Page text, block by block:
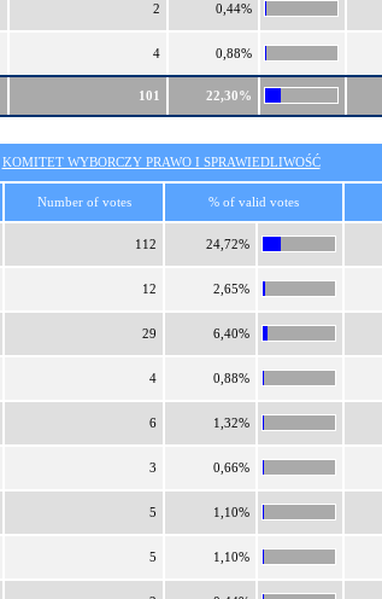
2 0,44%
4 0,88%
101 22,30%
KOMITET WYBORCZY PRAWO I SPRAWIEDLIWOŚĆ
Number of votes % of valid votes
112 24,72%
12 2,65%
29 6,40%
4 0,88%
6 1,32%
3 0,66%
5 1,10%
5 1,10%